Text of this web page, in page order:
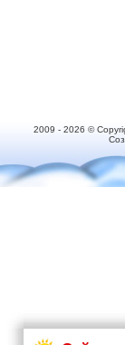
2009 - 2026 ©